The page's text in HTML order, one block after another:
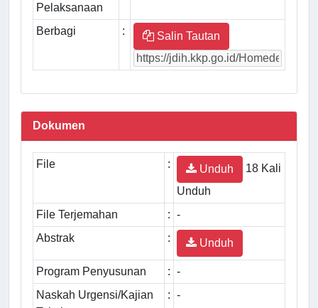
Pelaksanaan
Berbagi : Salin Tautan
Dokumen
File : Unduh
18 Kali
Unduh
File Terjemahan
: -
Abstrak
: Unduh
Program Penyusunan : -
Naskah Urgensi/Kajian
: -